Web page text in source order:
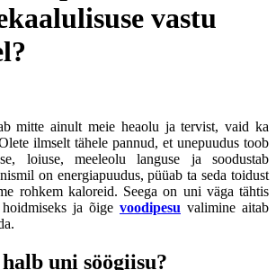
vastu
mitte ainult meie heaolu ja tervist, vaid ka
ilmselt tähele pannud, et unepuudus toob
loiuse, meeleolu languse ja soodustab
on energiapuudus, püüab ta seda toidust
rohkem kaloreid. Seega on uni väga tähtis
ja õige voodipesu valimine aitab
uni söögiisu?